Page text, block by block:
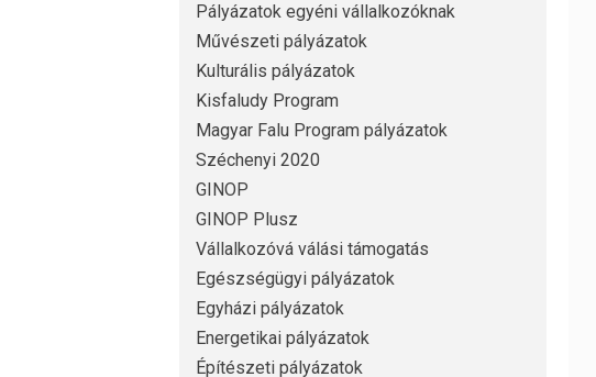
Pályázatok egyéni vállalkozóknak
Művészeti pályázatok
Kulturális pályázatok
Kisfaludy Program
Magyar Falu Program pályázatok
Széchenyi 2020
GINOP
GINOP Plusz
Vállalkozóvá válási támogatás
Egészségügyi pályázatok
Egyházi pályázatok
Energetikai pályázatok
Építészeti pályázatok